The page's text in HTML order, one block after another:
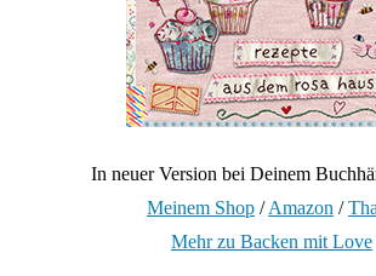
In neuer Version bei Deinem
Meinem Shop /Amazon /
Mehr zu Backen mit Love